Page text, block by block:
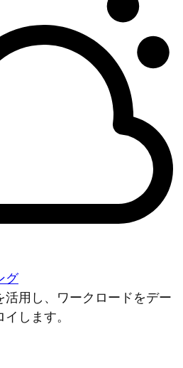
グ
活用し、ワークロードをデー
します。